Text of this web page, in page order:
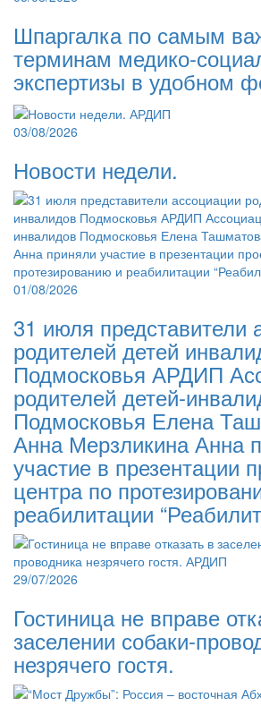
Шпаргалка по самым
терминам медико-
экспертизы в удобном
03/08/2026
Новости недели.
01/08/2026
31 июля представители
родителей детей
Подмосковья АРДИП
родителей детей-
Подмосковья Елена
Анна Мерзликина Анна
участие в презентации
центра по
реабилитации
29/07/2026
Гостиница не вправе
заселении собаки-
незрячего гостя.